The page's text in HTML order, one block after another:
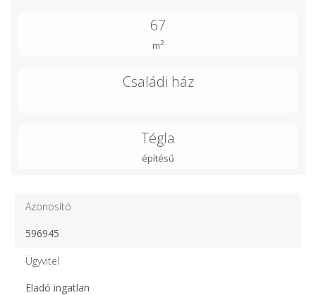
67
m2
Családi ház
Tégla
építésű
Azonosító
596945
Ügyvitel
Eladó ingatlan